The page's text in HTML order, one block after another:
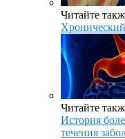
Читайте
Читайте
История
течения